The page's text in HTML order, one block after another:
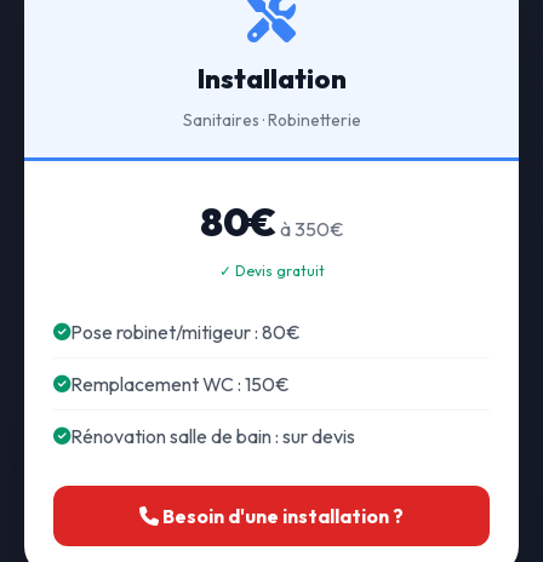
Installation
Sanitaires · Robinetterie
80€ à 350€
✓ Devis gratuit
Pose robinet/mitigeur : 80€
Remplacement WC : 150€
Rénovation salle de bain : sur devis
Besoin d'une installation ?